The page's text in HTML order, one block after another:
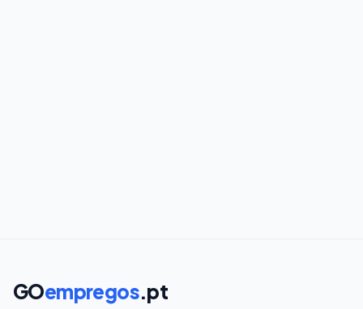
GOempregos.pt